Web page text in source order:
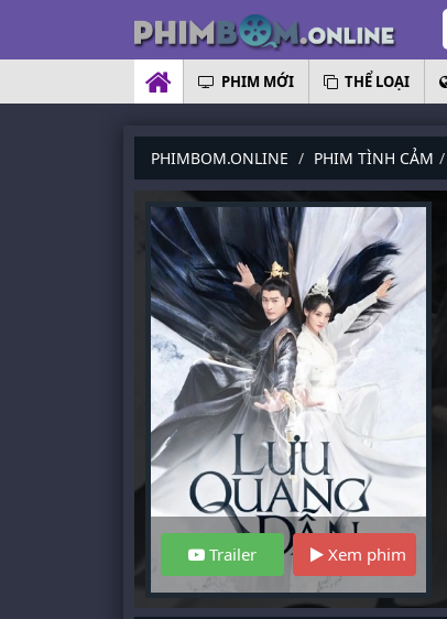
PHIM MỚI THỂ LOẠI
PHIMBOM.ONLINE PHIM TÌNH CẢM
Trailer Xem phim